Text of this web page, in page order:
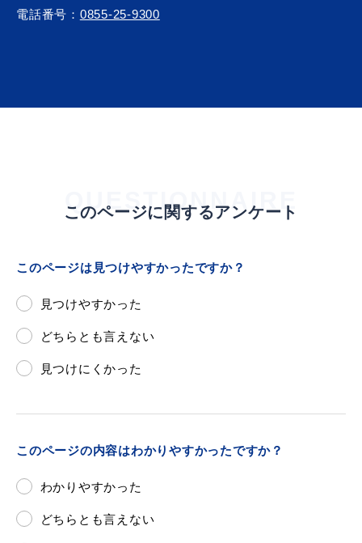
防災・防犯メール
目的別の
募集情報
電話番号： 0855-25-9300
QUESTIONNAIRE
このページに関するアンケート
このページは見つけやすかったですか？
見つけやすかった
どちらとも言えない
見つけにくかった
このページの内容はわかりやすかったですか？
わかりやすかった
どちらとも言えない